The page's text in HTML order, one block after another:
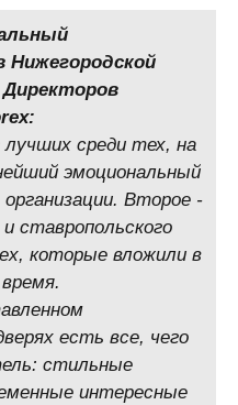
Нижегородской
лучших среди тех, на
эмоциональный
организации. Второе -
ставропольского
которые вложили в
есть все, чего
стильные
интересные